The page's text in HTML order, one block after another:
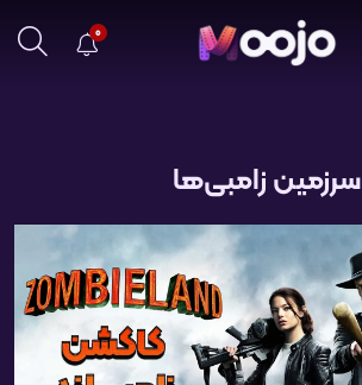
0
سرزمین زامبی‌ها